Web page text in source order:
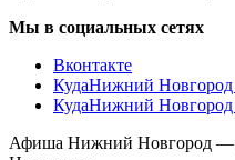
Мы в социальных сетях
Вконтакте
КудаНижний Новгород
КудаНижний Новгород
Афиша Нижний Новгород —